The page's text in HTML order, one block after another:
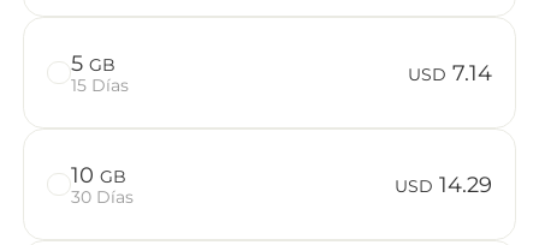
Ventajas
Preguntas
5 GB
15 Días
USD 7.14
10 GB
30 Días
USD 14.29